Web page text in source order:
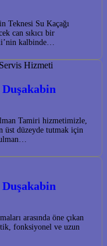
Teknesi Su Kaçağı
can sıkıcı bir
kalbinde…
Tamiri hizmetimizle,
üst düzeyde tutmak için
arasında öne çıkan
fonksiyonel ve uzun